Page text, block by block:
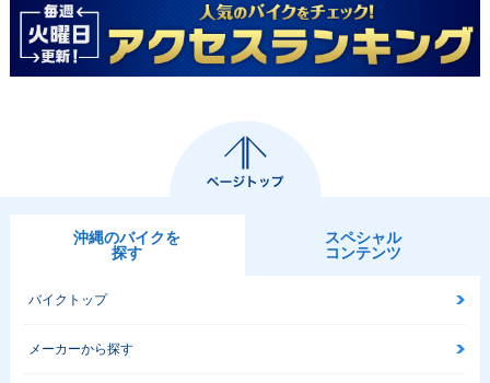
沖縄のバイクを
探す
スペシャル
コンテンツ
バイクトップ
メーカーから探す